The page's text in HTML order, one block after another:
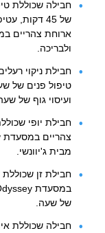
ולבריכה.
חבילת ניקוי
ועיסוי גוף של
מבית ג'יוונשי.
חבילת זן
של שעה.
חבילה שכוללת